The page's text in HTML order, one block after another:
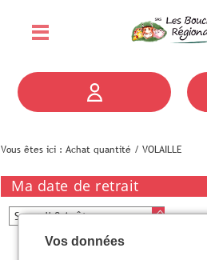
Vous êtes ici :Achat quantité / VOLAILLE
Ma date de retrait
Vos données